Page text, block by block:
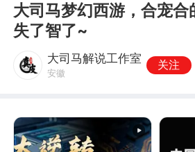
大司马梦幻西游，合宠合
失了智了~
大司马解说工作室
安徽
关注